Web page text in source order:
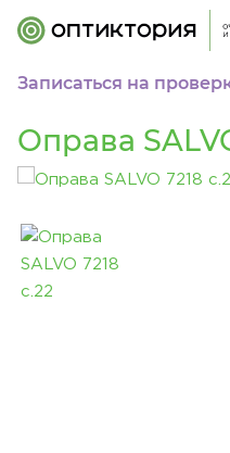
Записаться на
Оправа